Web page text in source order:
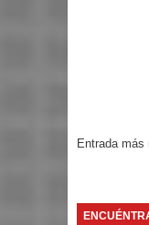
Entrada más